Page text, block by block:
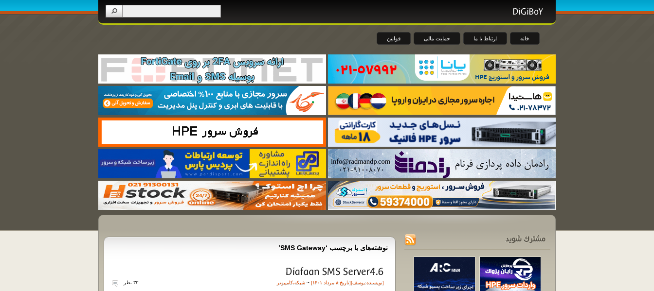
خانه ارتباط با ما حمایت مالی قوانین
نوشته‌های با برچسب ‘SMS Gateway’
[نویسنده:یوسف][تاريخ:۸ مرداد ۱۴۰۱] ~ شبکه،کامپیوتر ۳۳ نظر